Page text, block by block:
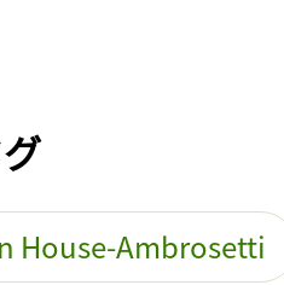
House-Ambrosetti